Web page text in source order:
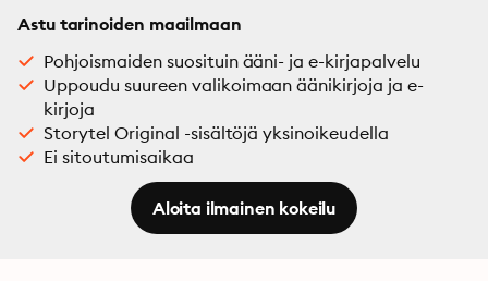
Astu tarinoiden maailmaan
Pohjoismaiden suosituin ääni- ja e-kirjapalvelu
Uppoudu suureen valikoimaan äänikirjoja ja e-
kirjoja
Storytel Original -sisältöjä yksinoikeudella
Ei sitoutumisaikaa
Aloita ilmainen kokeilu